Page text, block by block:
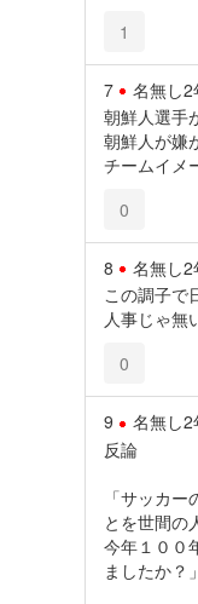
1
7 名無し2
朝鮮人選手
朝鮮人が嫌
チームイメ
0
8 名無し2
この調子で
人事じゃ無
0
9 名無し2
反論
「サッカ
とを世間の
今年１００
ましたか？」